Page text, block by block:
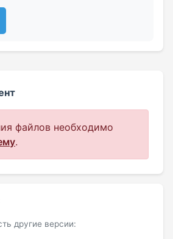
файлов необходимо
.
другие версии: